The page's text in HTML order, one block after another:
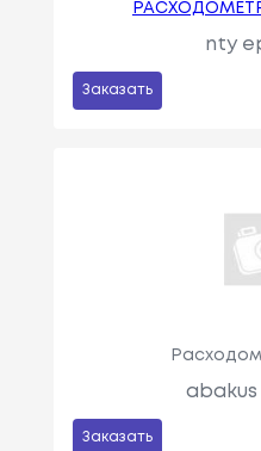
nty
Заказать
abakus
Заказать